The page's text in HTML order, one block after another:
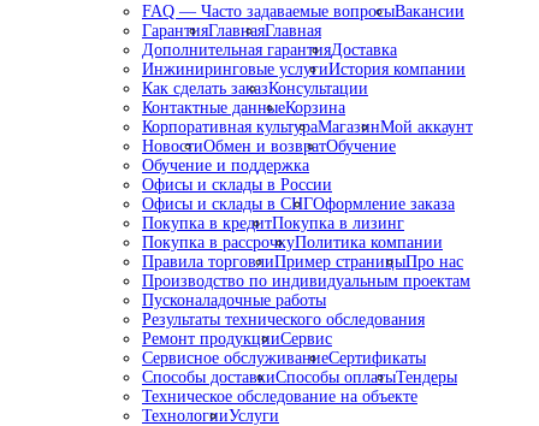
FAQ — Часто задаваемые вопросыВакансии
ГарантияГлавнаяГлавная
Дополнительная гарантияДоставка
Инжиниринговые услугиИстория компании
Как сделать заказКонсультации
Контактные данныеКорзина
Корпоративная культураМагазинМой аккаунт
НовостиОбмен и возвратОбучение
Обучение и поддержка
Офисы и склады в России
Офисы и склады в СНГОформление заказа
Покупка в кредитПокупка в лизинг
Покупка в рассрочкуПолитика компании
Правила торговлиПример страницыПро нас
Производство по индивидуальным проектам
Пусконаладочные работы
Результаты технического обследования
Ремонт продукцииСервис
Сервисное обслуживаниеСертификаты
Способы доставкиСпособы оплатыТендеры
Техническое обследование на объекте
ТехнологииУслуги